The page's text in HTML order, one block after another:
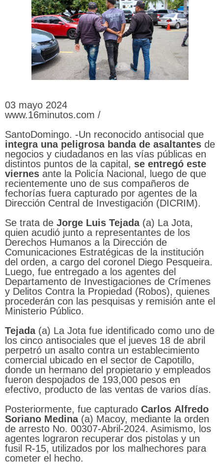
03 mayo 2024
www.16minutos.com /
SantoDomingo. -Un reconocido antisocial que
integra una peligrosa banda de asaltantes de
negocios y ciudadanos en las vías públicas en
distintos puntos de la capital, se entregó este
viernes ante la Policía Nacional, luego de que
recientemente uno de sus compañeros de
fechorías fuera capturado por agentes de la
Dirección Central de Investigación (DICRIM).
Se trata de Jorge Luis Tejada(a) La Jota,
quien acudió junto a representantes de los
Derechos Humanos a la Dirección de
Comunicaciones Estratégicas de la institución
del orden, a cargo del coronel Diego Pesqueira.
Luego, fue entregado a los agentes del
Departamento de Investigaciones de Crímenes
y Delitos Contra la Propiedad (Robos), quienes
procederán con las pesquisas y remisión ante el
Ministerio Público.
Tejada(a) La Jota fue identificado como uno de
los cinco antisociales que el jueves 18 de abril
perpetró un asalto contra un establecimiento
comercial ubicado en el sector de Capotillo,
donde un hermano del propietario y empleados
fueron despojados de 193,000 pesos en
efectivo, producto de las ventas de varios días.
Posteriormente, fue capturado Carlos Alfredo
Soriano Medina(a) Macoy, mediante la orden
de arresto No. 00307-Abril-2024. Asimismo, los
agentes lograron recuperar dos pistolas y un
fusil R-15, utilizados por los malhechores para
cometer el hecho.